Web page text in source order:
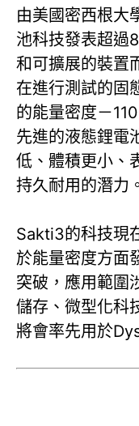
由美國密西根大
池科技發表超過
和可擴展的裝置
在進行測試的固
的能量密度－
先進的液態鋰電
低、體積更小、
持久耐用的潛力。
Sakti3的科技現
於能量密度方面
突破，應用範圍
儲存、微型化科
將會率先用於